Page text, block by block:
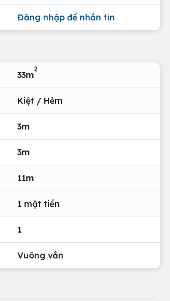
Đăng nhập để nhắn tin
33m
2
Kiệt / Hẻm
3m
3m
11m
1 mặt tiền
1
Vuông vắn